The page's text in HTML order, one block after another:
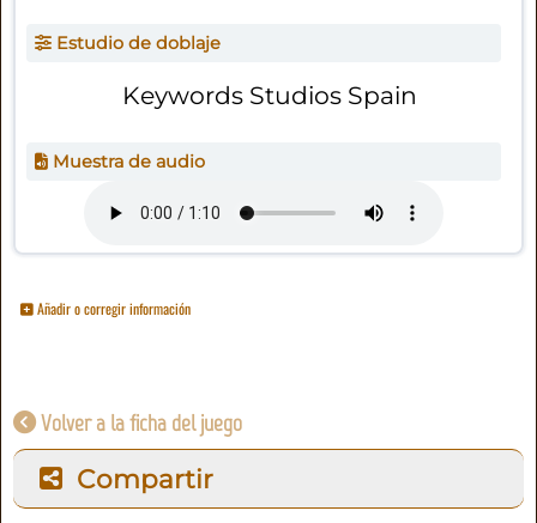
Estudio de doblaje
Keywords Studios Spain
Muestra de audio
Añadir o corregir información
Volver a la ficha del juego
Compartir